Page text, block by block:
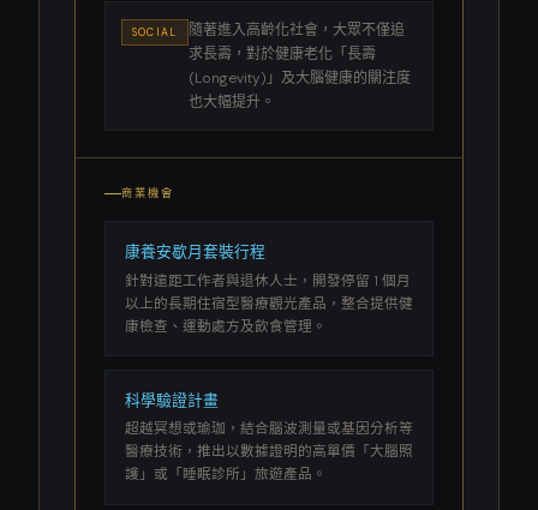
SOCIAL
隨著進入高齡化社會，大眾不僅追
求長壽，對於健康老化「長壽
(Longevity)」及大腦健康的關注度
也大幅提升。
商業機會
康養安歇月套裝行程
針對遠距工作者與退休人士，開發停留 1 個月
以上的長期住宿型醫療觀光產品，整合提供健
康檢查、運動處方及飲食管理。
科學驗證計畫
超越冥想或瑜珈，結合腦波測量或基因分析等
醫療技術，推出以數據證明的高單價「大腦照
護」或「睡眠診所」旅遊產品。